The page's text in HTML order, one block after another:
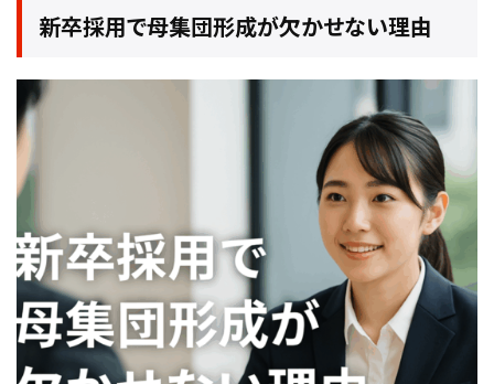
新卒採用で母集団形成が欠かせない理由